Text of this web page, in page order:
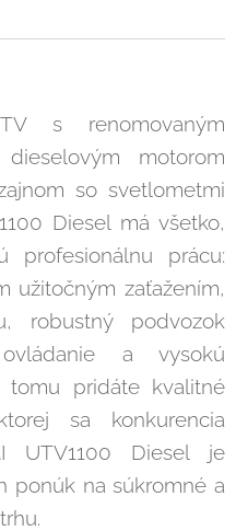
s renomovaným
motorom
so svetlometmi
Diesel má všetko,
profesionálnu prácu:
užitočným zaťažením,
robustný podvozok
a vysokú
tomu pridáte kvalitné
sa konkurencia
UTV1100 Diesel je
ponúk na súkromné a